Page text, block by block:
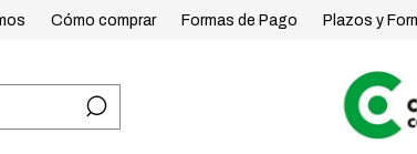
Cómo comprar Formas de Pago Plazos y